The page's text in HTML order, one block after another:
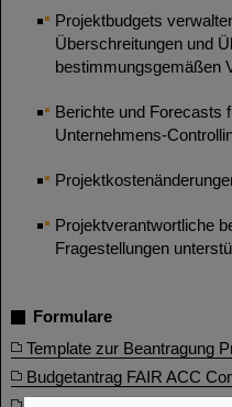
Projektbudgets
Überschreitungen und
bestimmungsgemäßen
Berichte und Forecasts
Unternehmens-
Projektverantwortliche
Fragestellungen
Formulare
Template zur Beantragung
Budgetantrag FAIR ACC